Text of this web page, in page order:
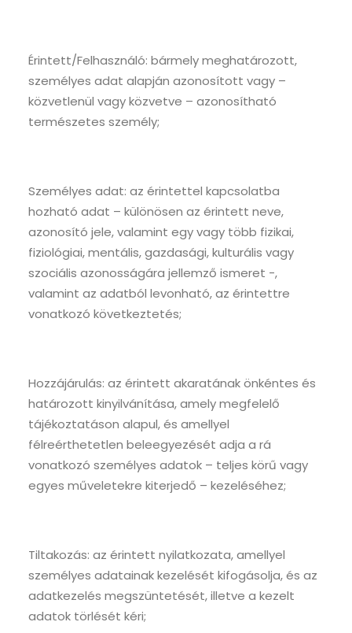
Érintett/Felhasználó: bármely meghatározott,
személyes adat alapján azonosított vagy –
közvetlenül vagy közvetve – azonosítható
természetes személy;
Személyes adat: az érintettel kapcsolatba
hozható adat – különösen az érintett neve,
azonosító jele, valamint egy vagy több fizikai,
fiziológiai, mentális, gazdasági, kulturális vagy
szociális azonosságára jellemző ismeret -,
valamint az adatból levonható, az érintettre
vonatkozó következtetés;
Hozzájárulás: az érintett akaratának önkéntes és
határozott kinyilvánítása, amely megfelelő
tájékoztatáson alapul, és amellyel
félreérthetetlen beleegyezését adja a rá
vonatkozó személyes adatok – teljes körű vagy
egyes műveletekre kiterjedő – kezeléséhez;
Tiltakozás: az érintett nyilatkozata, amellyel
személyes adatainak kezelését kifogásolja, és az
adatkezelés megszüntetését, illetve a kezelt
adatok törlését kéri;